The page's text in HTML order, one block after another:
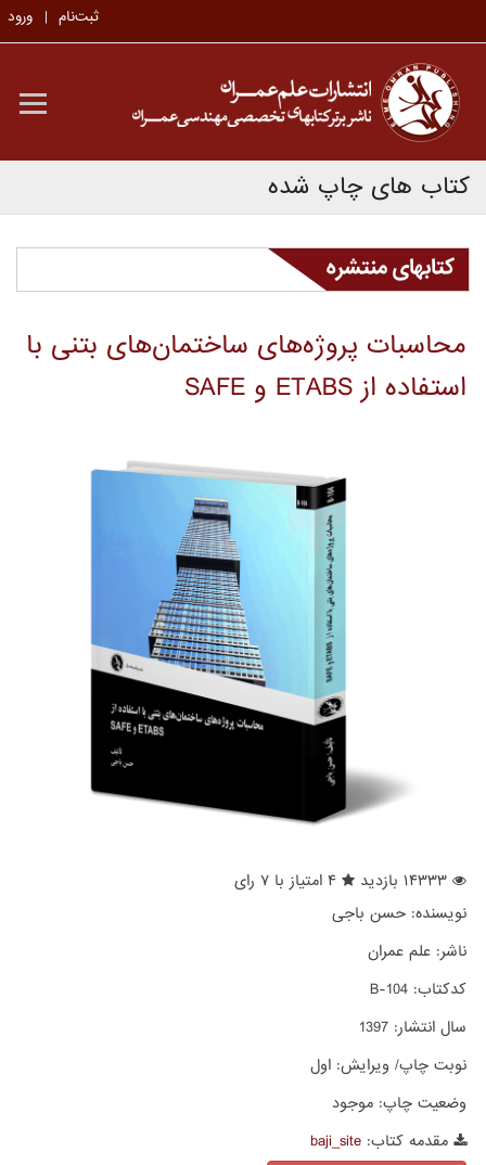
ثبت‌نام ورود
کتاب های چاپ شده
کتابهای منتشره
محاسبات پروژه‌های ساختمان‌های بتنی با
استفاده از ETABS و SAFE
۱۴۳۳۳ بازدید
۴ امتیاز با ۷ رای
نویسنده: حسن باجی
ناشر: علم عمران
کدکتاب: B-104
سال انتشار: 1397
نوبت چاپ/ ویرایش: اول
وضعیت چاپ: موجود
مقدمه کتاب: baji_site